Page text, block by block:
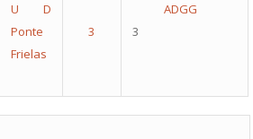
U D
Ponte
Frielas
ADGG
3